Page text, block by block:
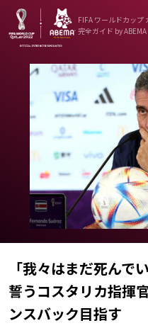
FIFA ワールドカップ
完全ガイド by ABEMA
ニュース
News
出場国
Teams
日本代表
Team Japan
日程・結果
Schedule
ランキング
「我々はまだ死んで
誓うコスタリカ指揮
ンスバック目指す